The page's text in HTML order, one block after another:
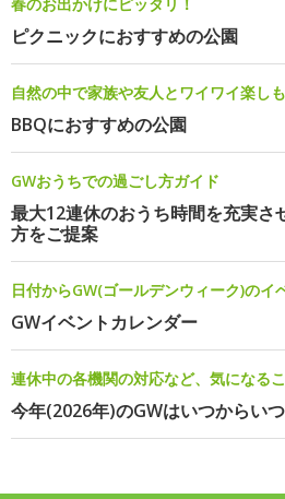
ピクニックにおすすめの公園
自然の中で家族や友人とワイワイ楽し
BBQにおすすめの公園
GWおうちでの過ごし方ガイド
最大12連休のおうち時間を充実さ
方をご提案
日付からGW(ゴールデンウィーク)のイ
GWイベントカレンダー
連休中の各機関の対応など、気になる
今年(2026年)のGWはいつからい